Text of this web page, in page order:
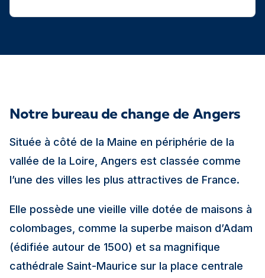
Notre bureau de change de Angers
Située à côté de la Maine en périphérie de la
vallée de la Loire, Angers est classée comme
l’une des villes les plus attractives de France.
Elle possède une vieille ville dotée de maisons à
colombages, comme la superbe maison d’Adam
(édifiée autour de 1500) et sa magnifique
cathédrale Saint-Maurice sur la place centrale